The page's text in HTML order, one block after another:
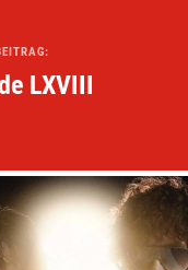
LXVIII